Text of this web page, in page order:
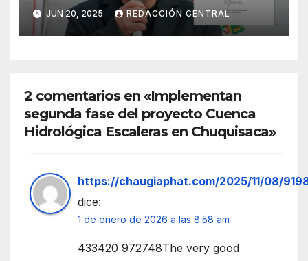
caso del gobernador
chuquisaqueño Damián
Condori
JUN 20, 2025 REDACCIÓN CENTRAL
2 comentarios en «Implementan
segunda fase del proyecto Cuenca
Hidrológica Escaleras en Chuquisaca»
https://chaugiaphat.com/2025/11/08/
dice:
1 de enero de 2026 a las 8:58 am
433420 972748The very good